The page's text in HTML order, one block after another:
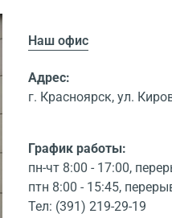
Наш офис
Адрес:
г. Красноярск, ул.
График работы:
пн-чт 8:00 - 17:00,
птн 8:00 - 15:45,
Тел: (391) 219-29-19